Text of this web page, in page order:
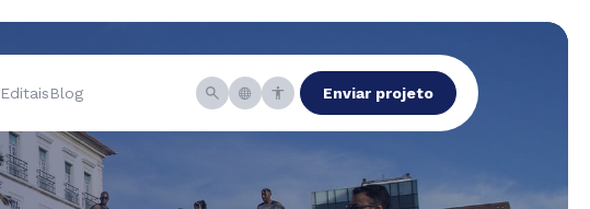
EditaisBlog Enviar projeto